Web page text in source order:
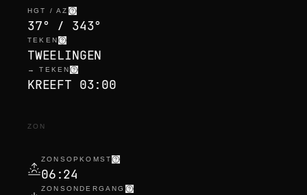
HGT / AZ
37° / 343°
TEKEN
TWEELINGEN
→ TEKEN
KREEFT 03:00
ZON
ZONSOPKOMST
06:24
ZONSONDERGANG